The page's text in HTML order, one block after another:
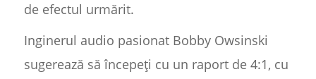
de efectul urmărit.
Inginerul audio pasionat Bobby Owsinski
sugerează să începeți cu un raport de 4:1, cu